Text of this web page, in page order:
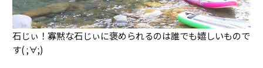
石じぃ！寡黙な石じぃに褒められるのは誰でも嬉しいもので
す( ;∀;)